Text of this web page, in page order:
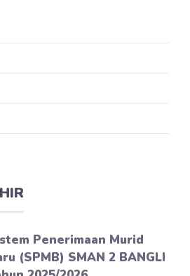
Penerimaan Murid
(SPMB) SMAN 2 BANGLI